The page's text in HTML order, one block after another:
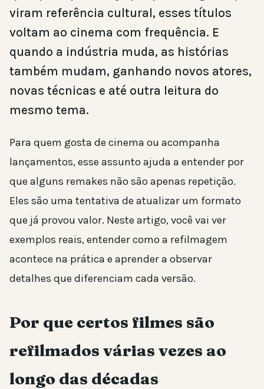
viram referência cultural, esses títulos
voltam ao cinema com frequência. E
quando a indústria muda, as histórias
também mudam, ganhando novos atores,
novas técnicas e até outra leitura do
mesmo tema.
Para quem gosta de cinema ou acompanha
lançamentos, esse assunto ajuda a entender por
que alguns remakes não são apenas repetição.
Eles são uma tentativa de atualizar um formato
que já provou valor. Neste artigo, você vai ver
exemplos reais, entender como a refilmagem
acontece na prática e aprender a observar
detalhes que diferenciam cada versão.
Por que certos filmes são
refilmados várias vezes ao
longo das décadas